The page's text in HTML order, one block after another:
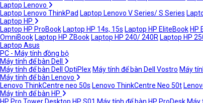
Laptop Lenovo
Laptop Lenovo ThinkPad Laptop Lenovo V Series/ S Series
Laptop HP
Laptop HP ProBook Laptop HP 14s, 15s Laptop HP EliteBook HP
OmniBook Laptop HP ZBook Laptop HP 240/ 240R Laptop HP
Laptop Asus
PC - Máy tính đồng bộ
Máy tính để bàn Dell
Máy tính để bàn Dell OptiPlex Máy tính để bàn Dell Vostro Máy
Máy tính để bàn Lenovo
Lenovo ThinkCentre neo 50s Lenovo ThinkCentre Neo 50t
Máy tính để bàn HP